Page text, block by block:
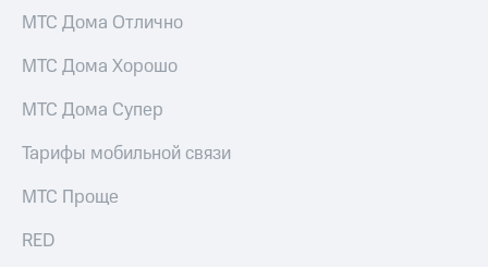
Пригласить
спикера
и акционерам
Корпоративное
управление
Корпоративный
Раскрытие
МТС Дома Отлично
МТС Дома Хорошо
МТС Дома Супер
Тарифы мобильной связи
МТС Проще
RED